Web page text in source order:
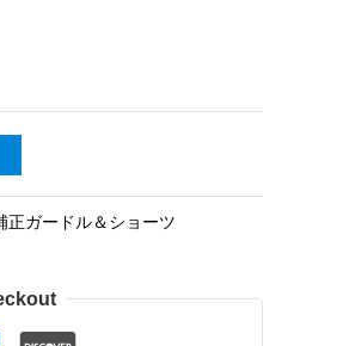
正ガードル＆ショーツ